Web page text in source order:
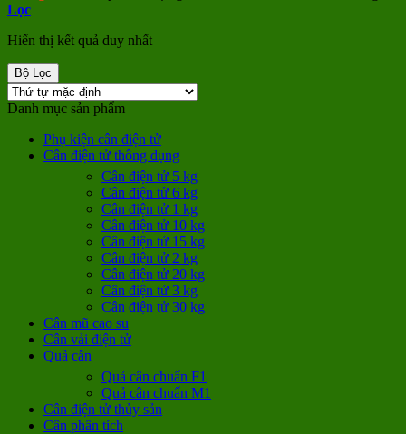
Lọc
Hiển thị kết quả duy nhất
Bộ Lọc
Danh mục sản phẩm
Phụ kiện cân điện tử
Cân điện tử thông dụng
Cân điện tử 5 kg
Cân điện tử 6 kg
Cân điện tử 1 kg
Cân điện tử 10 kg
Cân điện tử 15 kg
Cân điện tử 2 kg
Cân điện tử 20 kg
Cân điện tử 3 kg
Cân điện tử 30 kg
Cân mũ cao su
Cân vải điện tử
Quả cân
Quả cân chuẩn F1
Quả cân chuẩn M1
Cân điện tử thủy sản
Cân phân tích